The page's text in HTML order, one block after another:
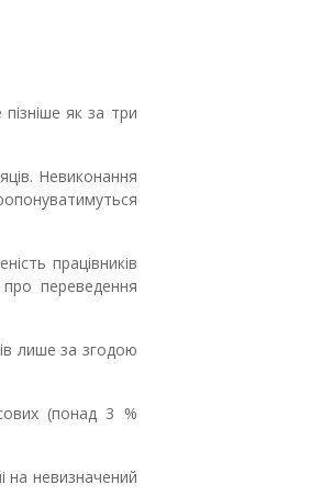
пізніше як за три
Невиконання
працівників
переведення
лише за згодою
(понад 3 %
на невизначений